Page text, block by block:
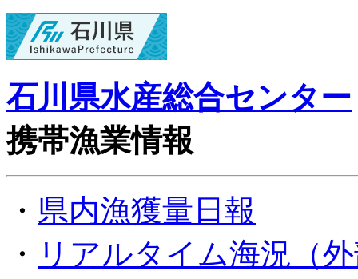
石川県水産総合センター
携帯漁業情報
・ 県内漁獲量日報
・ リアルタイム海況（